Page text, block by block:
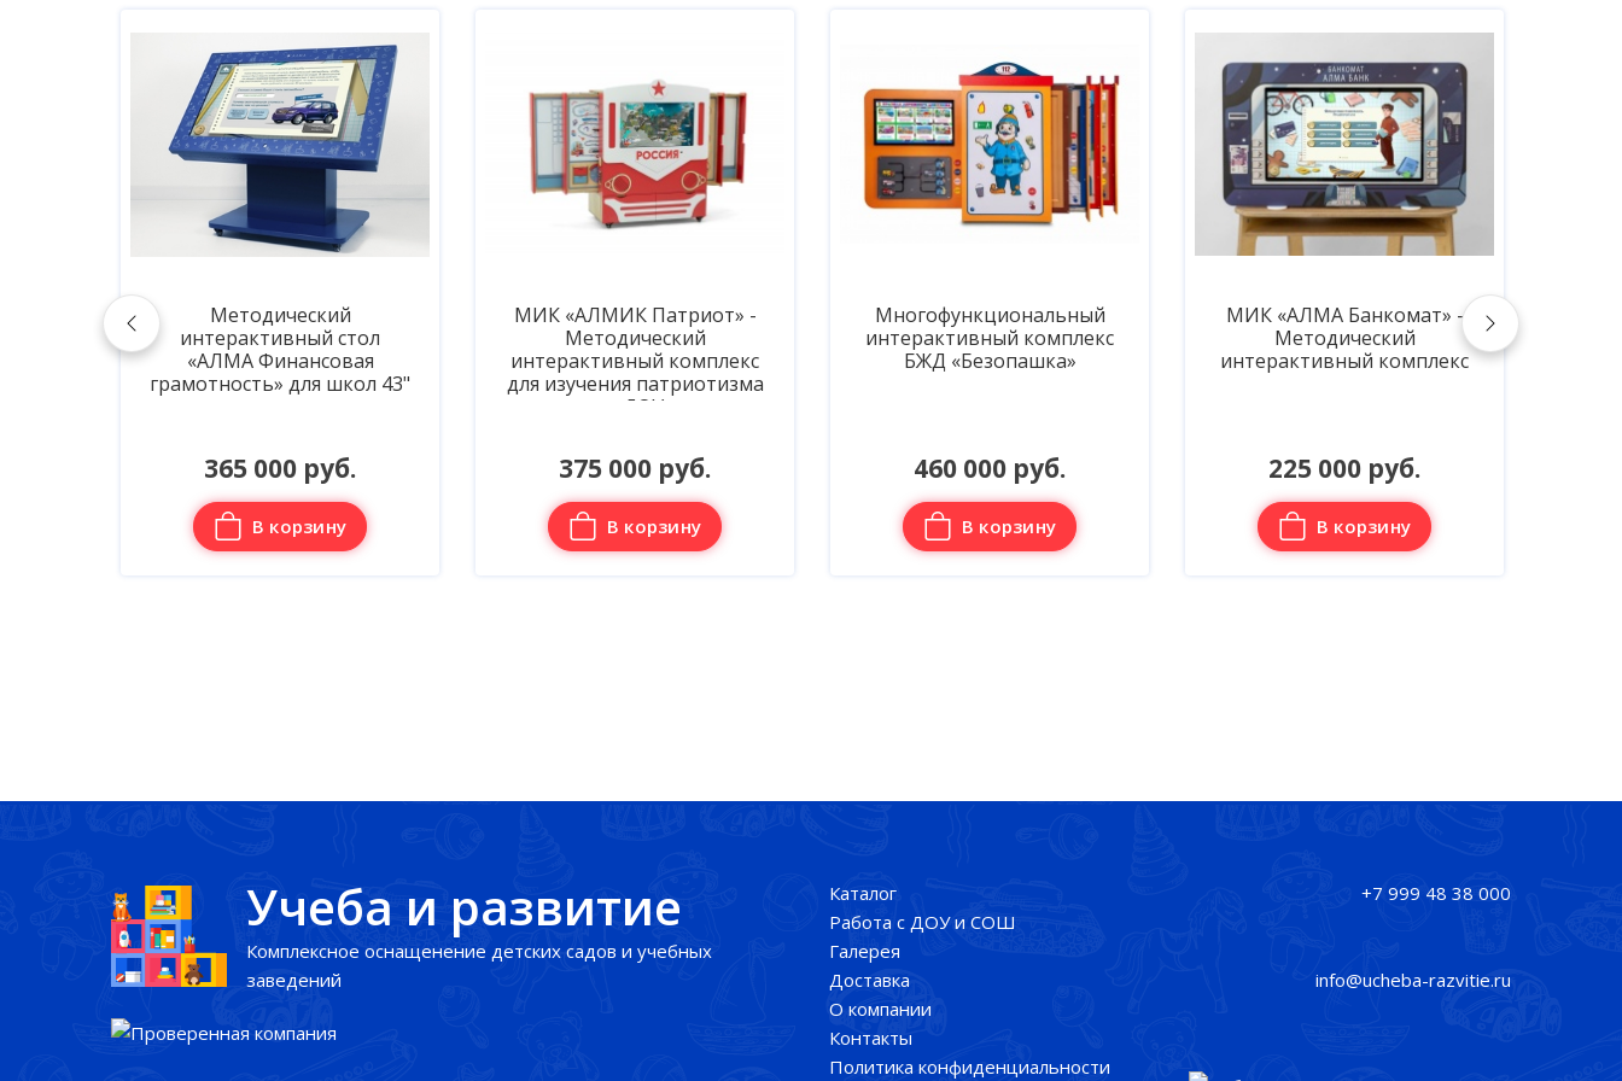
Методический
интерактивный стол
«АЛМА Финансовая
грамотность» для школ 43"
365 000 руб.
В корзину
МИК «АЛМИК Патриот» -
Методический
интерактивный комплекс
для изучения патриотизма
в ДОУ
375 000 руб.
В корзину
Многофункциональный
интерактивный комплекс
БЖД «Безопашка»
460 000 руб.
В корзину
МИК «АЛМА Банкомат» -
Методический
интерактивный комплекс
225 000 руб.
В корзину
Учеба и развитие
Комплексное оснащенение детских садов и учебных
заведений
Каталог
Работа с ДОУ и СОШ
Галерея
Доставка
О компании
Контакты
Политика конфиденциальности
+7 999 48 38 000
info@ucheba-razvitie.ru